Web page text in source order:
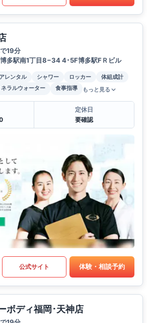
19分
多駅南1丁目8−34 4･5F博多駅FＲビル
レンタル シャワー ロッカー
体組成計
ネラルウォーター 食事指導 もっと見る
定休日
要確認
公式サイト 体験・相談予約
ボディ福岡･天神店